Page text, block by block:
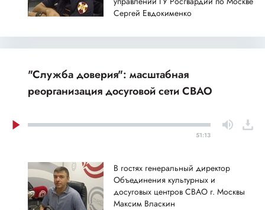
Сергей Евдокименко
"Служба доверия": масштабная
реорганизация досуговой сети СВАО
51:13
В гостях генеральный директор
Объединения культурных и
досуговых центров СВАО г. Москвы
Максим Власкин